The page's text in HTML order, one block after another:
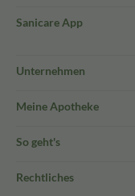
Sanicare App
Unternehmen
Meine Apotheke
So geht's
Rechtliches